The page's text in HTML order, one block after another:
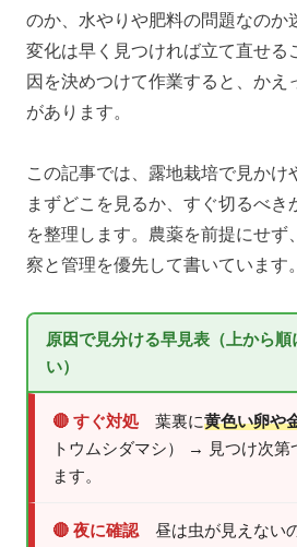
のか、水やりや肥料の問題なのか
変化は早く見つければ立て直せる
因を決めつけて作業すると、かえ
があります。
この記事では、露地栽培で見かけ
まずどこを見るか、すぐ切るべき
を整理します。農薬を前提にせず
察と管理を優先して書いています。
原因で見分ける早見表（上から
い）
🔴 すぐ対処 葉裏に黄色い卵や
トウムシダマシ） → 見つけ次第
ます。
🔴 夜に確認 昼は虫が見えない